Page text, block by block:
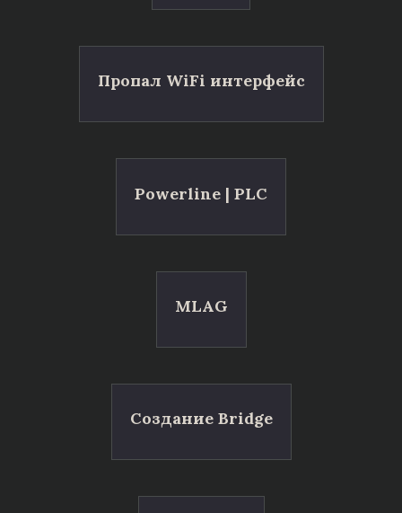
Пропал WiFi интерфейс
Powerline | PLC
MLAG
Создание Bridge